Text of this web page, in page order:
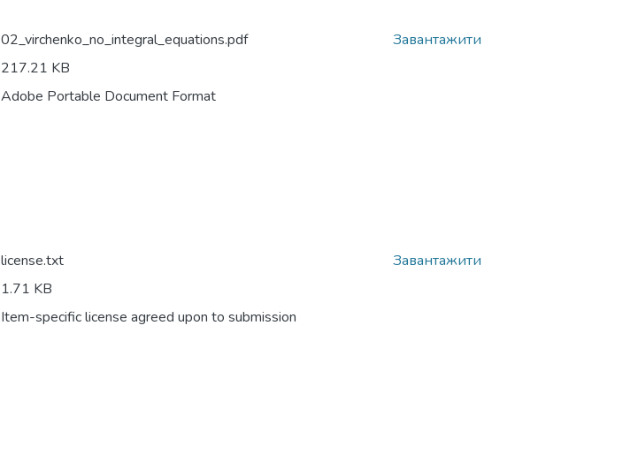
02_virchenko_no_integral_equations.pdf
217.21 KB
Adobe Portable Document Format
Завантажити
license.txt
1.71 KB
Item-specific license agreed upon to submission
Завантажити